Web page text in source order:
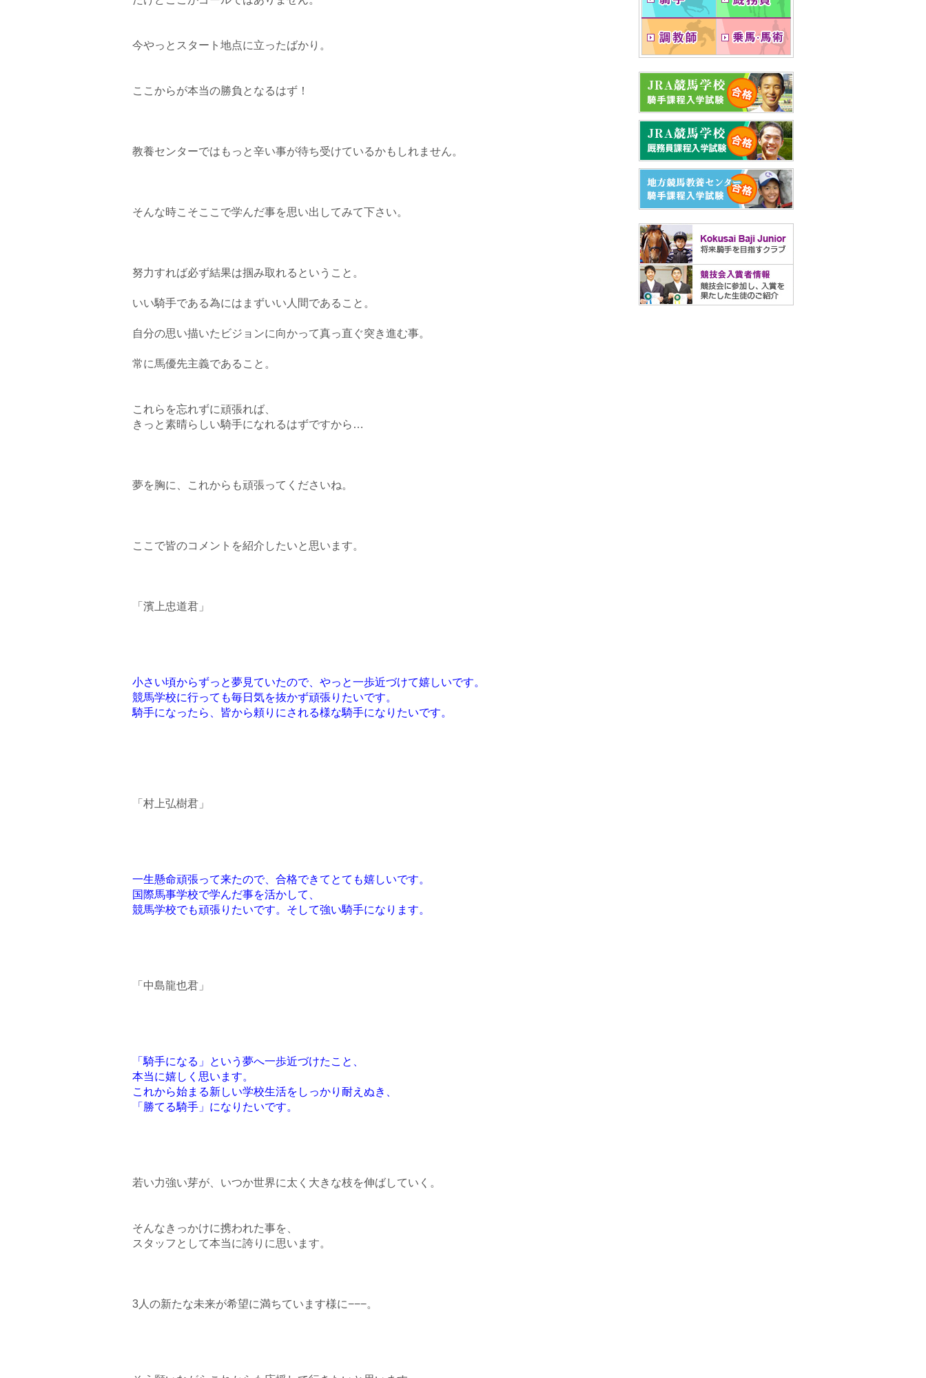
今やっとスタート地点に立ったばかり。
ここからが本当の勝負となるはず！
教養センターではもっと辛い事が待ち受けているかもしれません。
そんな時こそここで学んだ事を思い出してみて下さい。
努力すれば必ず結果は掴み取れるということ。
いい騎手である為にはまずいい人間であること。
自分の思い描いたビジョンに向かって真っ直ぐ突き進む事。
常に馬優先主義であること。
これらを忘れずに頑張れば、
きっと素晴らしい騎手になれるはずですから…
夢を胸に、これからも頑張ってくださいね。
ここで皆のコメントを紹介したいと思います。
「濱上忠道君」
小さい頃からずっと夢見ていたので、やっと一歩近づけて嬉しいです。
競馬学校に行っても毎日気を抜かず頑張りたいです。
騎手になったら、皆から頼りにされる様な騎手になりたいです。
「村上弘樹君」
一生懸命頑張って来たので、合格できてとても嬉しいです。
国際馬事学校で学んだ事を活かして、
競馬学校でも頑張りたいです。そして強い騎手になります。
「中島龍也君」
「騎手になる」という夢へ一歩近づけたこと、
本当に嬉しく思います。
これから始まる新しい学校生活をしっかり耐えぬき、
「勝てる騎手」になりたいです。
若い力強い芽が、いつか世界に太く大きな枝を伸ばしていく。
そんなきっかけに携われた事を、
スタッフとして本当に誇りに思います。
3人の新たな未来が希望に満ちています様に−−−。